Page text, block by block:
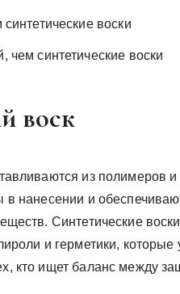
воски
чем синтетические воски
воск
из полимеров
в нанесении и
Синтетические
и герметики,
кто ищет баланс между